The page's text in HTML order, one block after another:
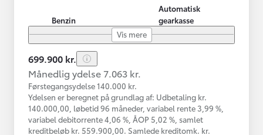
Benzin
Automatisk
gearkasse
Vis mere
699.900 kr.
Månedlig ydelse 7.063 kr.
Førstegangsydelse 140.000 kr.
Ydelsen er beregnet på grundlag af: Udbetaling kr.
140.000,00, løbetid 96 måneder, variabel rente 3,99 %,
variabel debitorrente 4,06 %, ÅOP 5,02 %, samlet
kreditbeløb kr. 559.900,00. Samlede kreditomk. kr.